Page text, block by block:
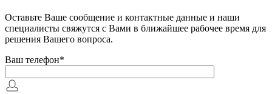
Оставьте Ваше сообщение и контактные данные и наши
специалисты свяжутся с Вами в ближайшее рабочее время для
решения Вашего вопроса.
Ваш телефон*